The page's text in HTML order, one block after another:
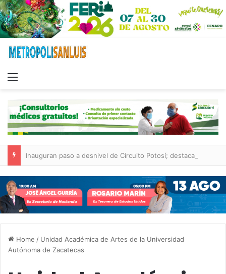
Home / Unidad Académica de Artes de la Universidad
Autónoma de Zacatecas